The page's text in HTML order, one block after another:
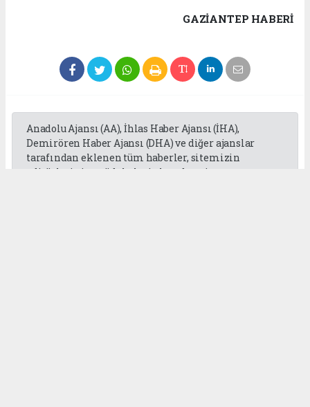
GAZIANTEP HABERİ
Anadolu Ajansı (AA), İhlas Haber Ajansı (İHA),
Demirören Haber Ajansı (DHA) ve diğer ajanslar
tarafından eklenen tüm haberler, sitemizin
editörlerinin müdahalesi olmadan ajans